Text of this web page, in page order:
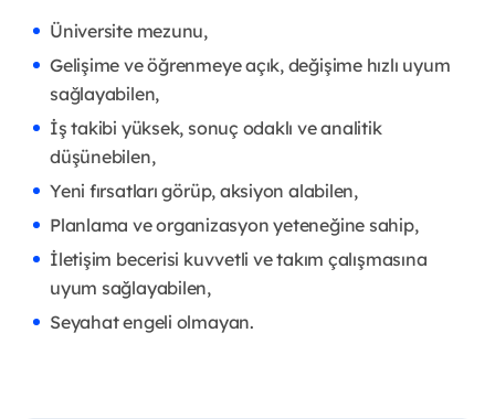
Üniversite mezunu,
Gelişime ve öğrenmeye açık, değişime hızlı uyum
sağlayabilen,
İş takibi yüksek, sonuç odaklı ve analitik
düşünebilen,
Yeni fırsatları görüp, aksiyon alabilen,
Planlama ve organizasyon yeteneğine sahip,
İletişim becerisi kuvvetli ve takım çalışmasına
uyum sağlayabilen,
Seyahat engeli olmayan.